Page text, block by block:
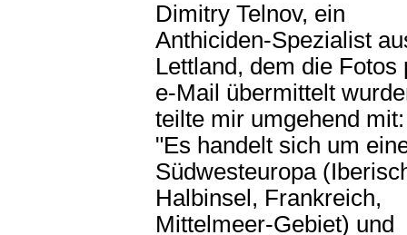
Dimitry Telnov, ein
Anthiciden-Spezialist
Lettland, dem die Fotos
e-Mail übermittelt
teilte mir umgehend mit:
"Es handelt sich um
Südwesteuropa
Halbinsel, Frankreich,
Mittelmeer-Gebiet) und